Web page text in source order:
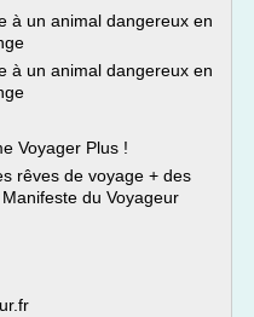
à un animal dangereux en
à un animal dangereux en
Voyager Plus !
rêves de voyage + des
du Voyageur